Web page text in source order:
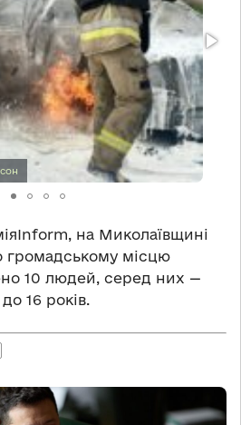
на Миколаївщині
громадському місцю
10 людей, серед них —
16 років.